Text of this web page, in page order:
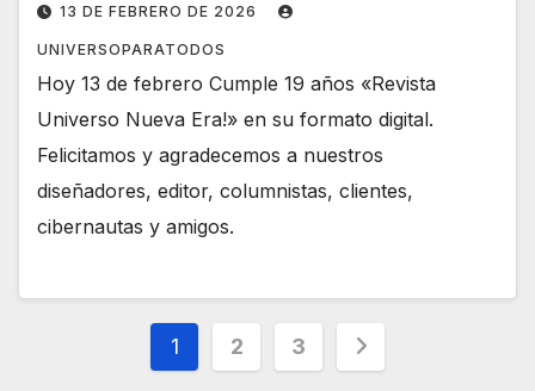
13 DE FEBRERO DE 2026
UNIVERSOPARATODOS
Hoy 13 de febrero Cumple 19 años «Revista
Universo Nueva Era!» en su formato digital.
Felicitamos y agradecemos a nuestros
diseñadores, editor, columnistas, clientes,
cibernautas y amigos.
Paginación
1 2 3